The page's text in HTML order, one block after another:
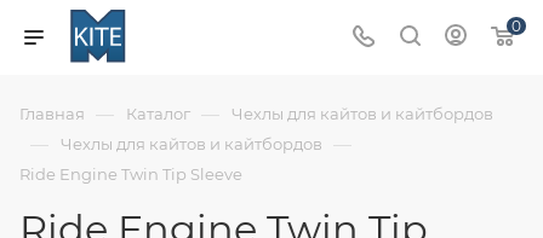
0
Главная — Каталог — Чехлы для кайтов и кайтбордов
— Чехлы для кайтов и кайтбордов —
Ride Engine Twin Tip Sleeve